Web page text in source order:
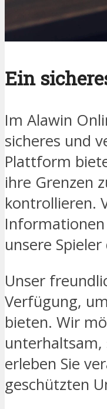
Ein
Im Alawin
sicheres und
Plattform
ihre Grenzen
kontrollieren.
unsere Spieler
Unser
Verfügung,
bieten. Wir
unterhaltsam,
erleben Sie
geschützten